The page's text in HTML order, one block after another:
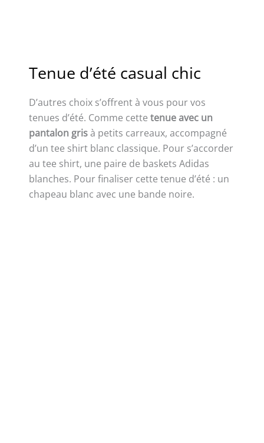
Tenue d’été casual chic
D’autres choix s’offrent à vous pour vos
tenues d’été. Comme cette tenue avec un
pantalon grisà petits carreaux, accompagné
d’un tee shirt blanc classique. Pour s’accorder
au tee shirt, une paire de baskets Adidas
blanches. Pour finaliser cette tenue d’été : un
chapeau blanc avec une bande noire.